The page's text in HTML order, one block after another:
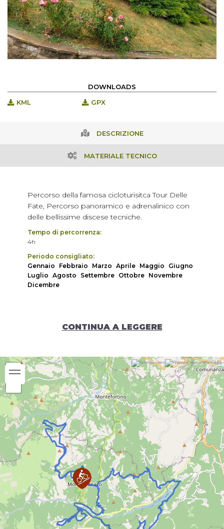
DOWNLOADS
KML
GPX
DESCRIZIONE
MATERIALE TECNICO
Percorso della famosa cicloturisitca Tour Delle
Fate, Percorso panoramico e adrenalinico con
delle bellissime discese tecniche.
Tempo di percorrenza:
4h
Periodo consigliato:
Gennaio
Febbraio Marzo Aprile Maggio
Giugno
Luglio Agosto Settembre Ottobre Novembre
Dicembre
CONTINUA A LEGGERE